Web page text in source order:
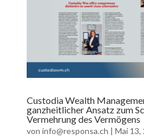
Custodia Wealth
ganzheitlicher Ansatz zum
Vermehrung des Vermögens
von info@responsa.ch | Mai 13,